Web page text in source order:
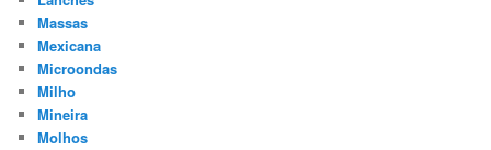
Massas
Mexicana
Microondas
Milho
Mineira
Molhos